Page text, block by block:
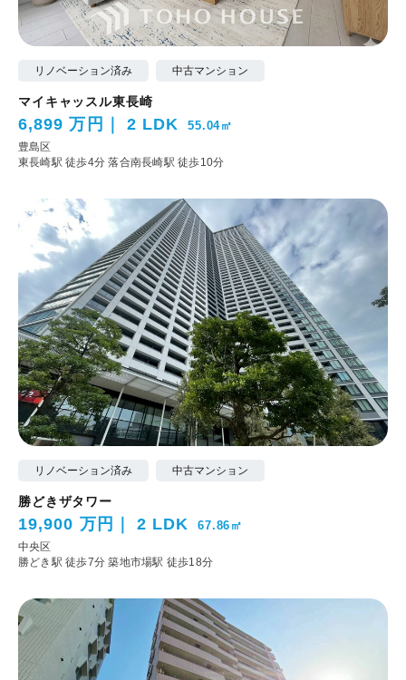
リノベーション済み 中古マンション
マイキャッスル東長崎
6,899 万円 2 LDK 55.04㎡
豊島区
東長崎駅 徒歩4分落合南長崎駅 徒歩10分
リノベーション済み 中古マンション
勝どきザタワー
19,900 万円 2 LDK 67.86㎡
中央区
勝どき駅 徒歩7分築地市場駅 徒歩18分